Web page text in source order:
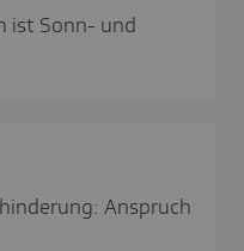
ist Sonn- und
Anspruch